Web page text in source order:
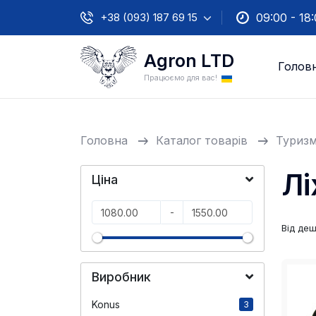
+38 (093) 187 69 15 09:00 -
Agron LTD
Працюємо для вас!
Головна Каталог товарів Туризм
Ціна
-
Виробник
Konus 3
Від